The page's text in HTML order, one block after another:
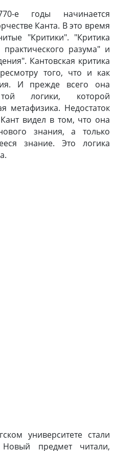
е годы начинается
Канта. В это время
"Критики". "Критика
разума" и
Кантовская критика
того, что и как
И прежде всего она
логики, которой
метафизика. Недостаток
видел в том, что она
знания, а только
знание. Это логика
университете стали
Новый предмет читали,